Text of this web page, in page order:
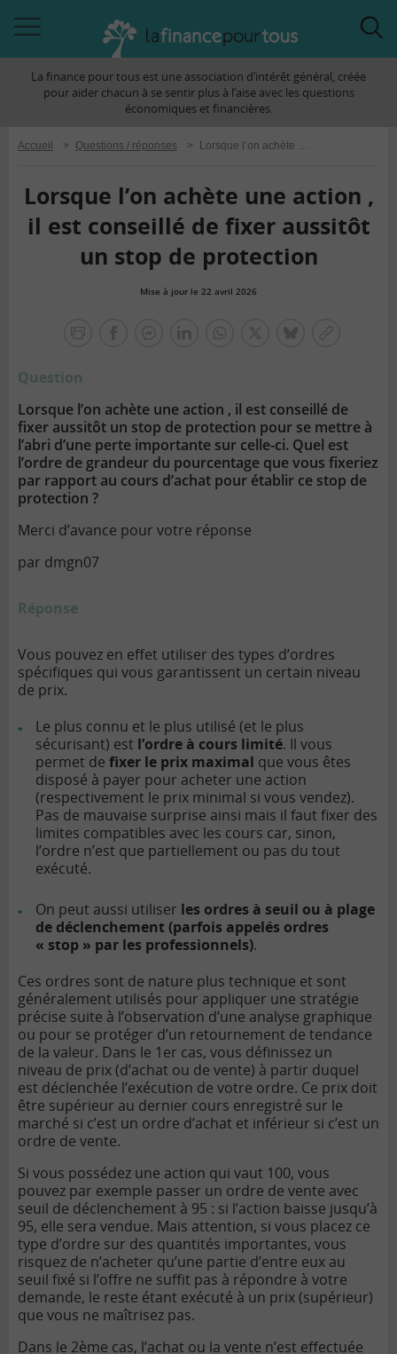
àLa finance pour tous est une association d’intérêt général, créée
pour aider chacun à se sentir plus à l’aise avec les questions
économiques et financières.
Accueil > Questions / réponses > Lorsque l’on achète une action , il est conseillé de fixer aussitôt un stop de protection
Lorsque l’on achète une action ,
il est conseillé de fixer aussitôt
un stop de protection
Mise à jour le 22 avril 2026
Question
Lorsque l’on achète une action , il est conseillé de
fixer aussitôt un stop de protection pour se mettre à
l’abri d’une perte importante sur celle-ci. Quel est
l’ordre de grandeur du pourcentage que vous fixeriez
par rapport au cours d’achat pour établir ce stop de
protection ?
Merci d’avance pour votre réponse
par dmgn07
Réponse
Vous pouvez en effet utiliser des types d’ordres
spécifiques qui vous garantissent un certain niveau
de prix.
Le plus connu et le plus utilisé (et le plus
sécurisant) est l’ordre à cours limité. Il vous
permet de fixer le prix maximal que vous êtes
disposé à payer pour acheter une action
(respectivement le prix minimal si vous vendez).
Pas de mauvaise surprise ainsi mais il faut fixer des
limites compatibles avec les cours car, sinon,
l’ordre n’est que partiellement ou pas du tout
exécuté.
On peut aussi utiliser les ordres à seuil ou à plage
de déclenchement (parfois appelés ordres
« stop » par les professionnels).
Ces ordres sont de nature plus technique et sont
généralement utilisés pour appliquer une stratégie
précise suite à l’observation d’une analyse graphique
ou pour se protéger d’un retournement de tendance
de la valeur. Dans le 1er cas, vous définissez un
niveau de prix (d’achat ou de vente) à partir duquel
est déclenchée l’exécution de votre ordre. Ce prix doit
être supérieur au dernier cours enregistré sur le
marché si c’est un ordre d’achat et inférieur si c’est un
ordre de vente.
Si vous possédez une action qui vaut 100, vous
pouvez par exemple passer un ordre de vente avec
seuil de déclenchement à 95 : si l’action baisse jusqu’à
95, elle sera vendue. Mais attention, si vous placez ce
type d’ordre sur des quantités importantes, vous
risquez de n’acheter qu’une partie d’entre eux au
seuil fixé si l’offre ne suffit pas à répondre à votre
demande, le reste étant exécuté à un prix (supérieur)
que vous ne maîtrisez pas.
Dans le 2ème cas, l’achat ou la vente n’est effectuée